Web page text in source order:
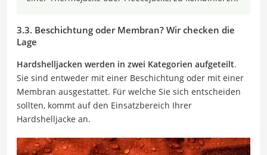
3.3. Beschichtung oder Membran? Wir checken die
Lage
Hardshelljacken werden in zwei Kategorien aufgeteilt.
Sie sind entweder mit einer Beschichtung oder mit einer
Membran ausgestattet. Für welche Sie sich entscheiden
sollten, kommt auf den Einsatzbereich Ihrer
Hardshelljacke an.